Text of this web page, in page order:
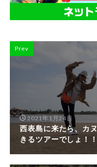
Prev
2021年1月24日
西表島に来たら、カ
きるツアーでしょ！！